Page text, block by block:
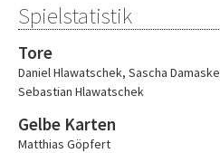
Spielstatistik
Tore
Daniel Hlawatschek, Sascha Damaske
Sebastian Hlawatschek
Gelbe Karten
Matthias Göpfert